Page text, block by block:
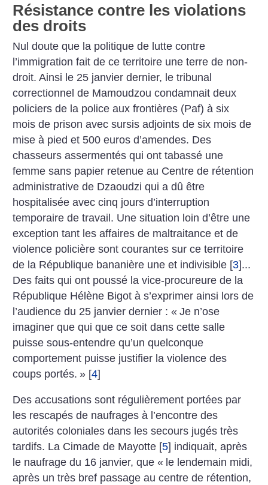
Résistance contre les violations
des droits
Nul doute que la politique de lutte contre
l’immigration fait de ce territoire une terre de non-
droit. Ainsi le 25 janvier dernier, le tribunal
correctionnel de Mamoudzou condamnait deux
policiers de la police aux frontières (Paf) à six
mois de prison avec sursis adjoints de six mois de
mise à pied et 500 euros d’amendes. Des
chasseurs assermentés qui ont tabassé une
femme sans papier retenue au Centre de rétention
administrative de Dzaoudzi qui a dû être
hospitalisée avec cinq jours d’interruption
temporaire de travail. Une situation loin d’être une
exception tant les affaires de maltraitance et de
violence policière sont courantes sur ce territoire
de la République bananière une et indivisible [3]...
Des faits qui ont poussé la vice-procureure de la
République Hélène Bigot à s’exprimer ainsi lors de
l’audience du 25 janvier dernier : « Je n’ose
imaginer que qui que ce soit dans cette salle
puisse sous-entendre qu’un quelconque
comportement puisse justifier la violence des
coups portés. » [4]
Des accusations sont régulièrement portées par
les rescapés de naufrages à l’encontre des
autorités coloniales dans les secours jugés très
tardifs. La Cimade de Mayotte [5] indiquait, après
le naufrage du 16 janvier, que « le lendemain midi,
après un très bref passage au centre de rétention,